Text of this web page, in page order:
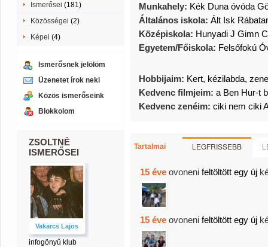
Ismerősei (181)
Közösségei (2)
Képei (4)
Ismerősnek jelölöm
Üzenetet írok neki
Közös ismerőseink
Blokkolom
ZSOLTNÉ
ISMERŐSEI
Vakarcs Lajos
infogönyű klub
Munkahely: Kék Duna óvóda
Általános iskola: Ált Isk
Középiskola: Hunyadi J Gimn
Egyetem/Főiskola: Felsőfokú
Hobbijaim: Kert, kézilabda,
Kedvenc filmjeim: a Ben Hur-t
Kedvenc zenéim: ciki nem ciki
Tartalmai LEGFRISSEBB
15 éve ovoneni feltöltött egy új
15 éve ovoneni feltöltött egy új